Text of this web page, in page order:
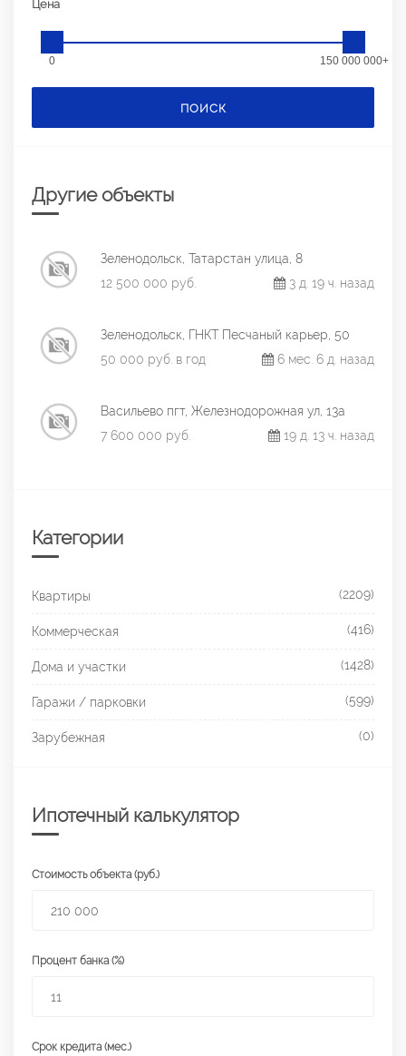
Цена
0 150 000 000+
ПОИСК
Другие объекты
Зеленодольск, Татарстан улица, 8
12 500 000 руб.
3 д. 19 ч. назад
Зеленодольск, ГНКТ Песчаный карьер, 50
50 000 руб. в год
6 мес. 6 д. назад
Васильево пгт, Железнодорожная ул, 13а
7 600 000 руб.
19 д. 13 ч. назад
Категории
Квартиры (2209)
Коммерческая (416)
Дома и участки (1428)
Гаражи / парковки (599)
Зарубежная (0)
Ипотечный калькулятор
Стоимость объекта (руб.)
Процент банка (%)
Срок кредита (мес.)